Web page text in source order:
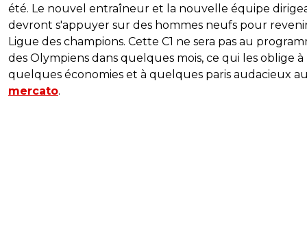
été. Le nouvel entraîneur et la nouvelle équipe
devront s'appuyer sur des hommes neufs pour
Ligue des champions. Cette C1 ne sera pas au
des Olympiens dans quelques mois, ce qui les oblige à
quelques économies et à quelques paris audacieux
mercato.